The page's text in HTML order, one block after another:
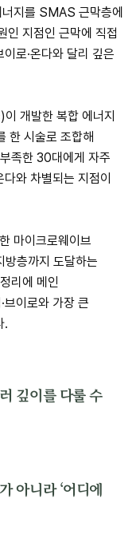
지를 SMAS 근막층에
인 지점인 근막에 직접
로·온다와 달리 깊은
개발한 복합 에너지
한 시술로 조합해
족한 30대에게 자주
와 차별되는 지점이
마이크로웨이브
층까지 도달하는
리에 메인
브이로와 가장 큰
.
깊이를 다룰 수
아니라 ‘어디에